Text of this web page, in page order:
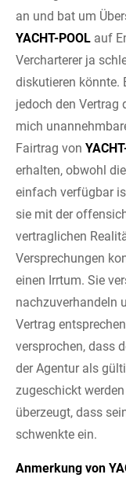
an und bat um
YACHT-POOL auf
Vercharterer ja
diskutieren könnte.
jedoch den Vertrag
mich
Fairtrag von
erhalten, obwohl
einfach verfügbar
sie mit der
vertraglichen
Versprechungen
einen Irrtum. Sie
nachzuverhandeln
Vertrag
versprochen, dass
der Agentur als
zugeschickt
überzeugt, dass
schwenkte ein.
Anmerkung von